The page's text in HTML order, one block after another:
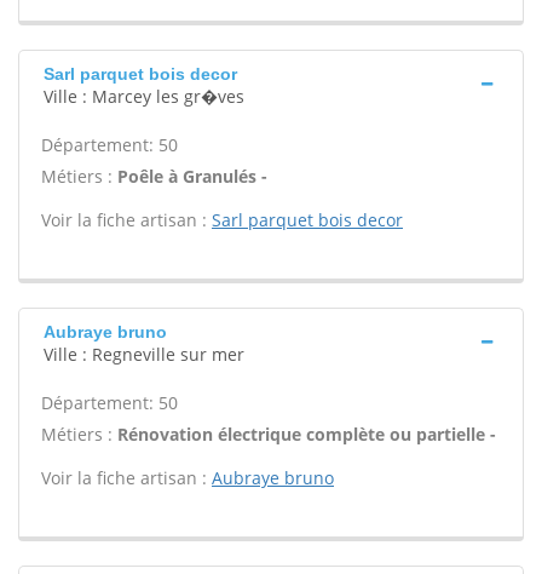
Sarl parquet bois decor
Ville : Marcey les gr�ves
Département: 50
Métiers : Poêle à Granulés -
Voir la fiche artisan : Sarl parquet bois decor
Aubraye bruno
Ville : Regneville sur mer
Département: 50
Métiers : Rénovation électrique complète ou partielle -
Voir la fiche artisan : Aubraye bruno